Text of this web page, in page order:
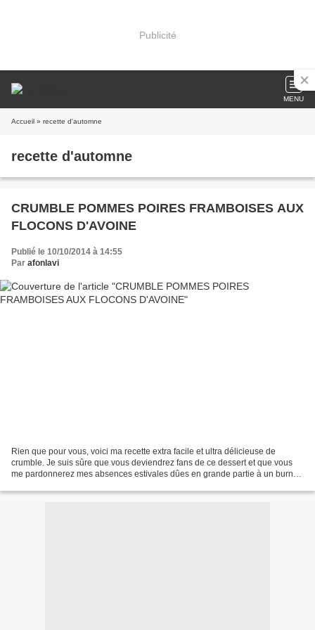
Publicité
MENU
Accueil » recette d'automne
recette d'automne
CRUMBLE POMMES POIRES FRAMBOISES AUX
FLOCONS D'AVOINE
Publié le 10/10/2014 à 14:55
Par afonlavi
Rien que pour vous, voici ma recette extra facile et ultra délicieuse de
crumble. Je suis sûre que vous deviendrez fans de ce dessert et que vous
me pardonnerez mes absences estivales dûes en grande partie à un burn